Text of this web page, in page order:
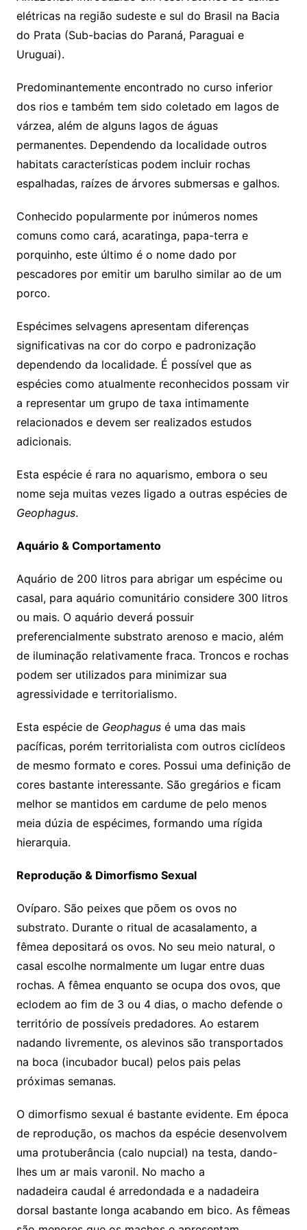
elétricas na região sudeste e sul do Brasil na Bacia
do Prata (Sub-bacias do Paraná, Paraguai e
Uruguai).
Predominantemente encontrado no curso inferior
dos rios e também tem sido coletado em lagos de
várzea, além de alguns lagos de águas
permanentes. Dependendo da localidade outros
habitats características podem incluir rochas
espalhadas, raízes de árvores submersas e galhos.
Conhecido popularmente por inúmeros nomes
comuns como cará, acaratinga, papa-terra e
porquinho, este último é o nome dado por
pescadores por emitir um barulho similar ao de um
porco.
Espécimes selvagens apresentam diferenças
significativas na cor do corpo e padronização
dependendo da localidade. É possível que as
espécies como atualmente reconhecidos possam vir
a representar um grupo de taxa intimamente
relacionados e devem ser realizados estudos
adicionais.
Esta espécie é rara no aquarismo, embora o seu
nome seja muitas vezes ligado a outras espécies de
Geophagus.
Aquário & Comportamento
Aquário de 200 litros para abrigar um espécime ou
casal, para aquário comunitário considere 300 litros
ou mais. O aquário deverá possuir
preferencialmente substrato arenoso e macio, além
de iluminação relativamente fraca. Troncos e rochas
podem ser utilizados para minimizar sua
agressividade e territorialismo.
Esta espécie de Geophagusé uma das mais
pacíficas, porém territorialista com outros ciclídeos
de mesmo formato e cores. Possui uma definição de
cores bastante interessante. São gregários e ficam
melhor se mantidos em cardume de pelo menos
meia dúzia de espécimes, formando uma rígida
hierarquia.
Reprodução & Dimorfismo Sexual
Ovíparo. São peixes que põem os ovos no
substrato. Durante o ritual de acasalamento, a
fêmea depositará os ovos. No seu meio natural, o
casal escolhe normalmente um lugar entre duas
rochas. A fêmea enquanto se ocupa dos ovos, que
eclodem ao fim de 3 ou 4 dias, o macho defende o
território de possíveis predadores. Ao estarem
nadando livremente, os alevinos são transportados
na boca (incubador bucal) pelos pais pelas
próximas semanas.
O dimorfismo sexual é bastante evidente. Em época
de reprodução, os machos da espécie desenvolvem
uma protuberância (calo nupcial) na testa, dando-
lhes um ar mais varonil. No macho a
nadadeira caudal é arredondada e a nadadeira
dorsal bastante longa acabando em bico. As fêmeas